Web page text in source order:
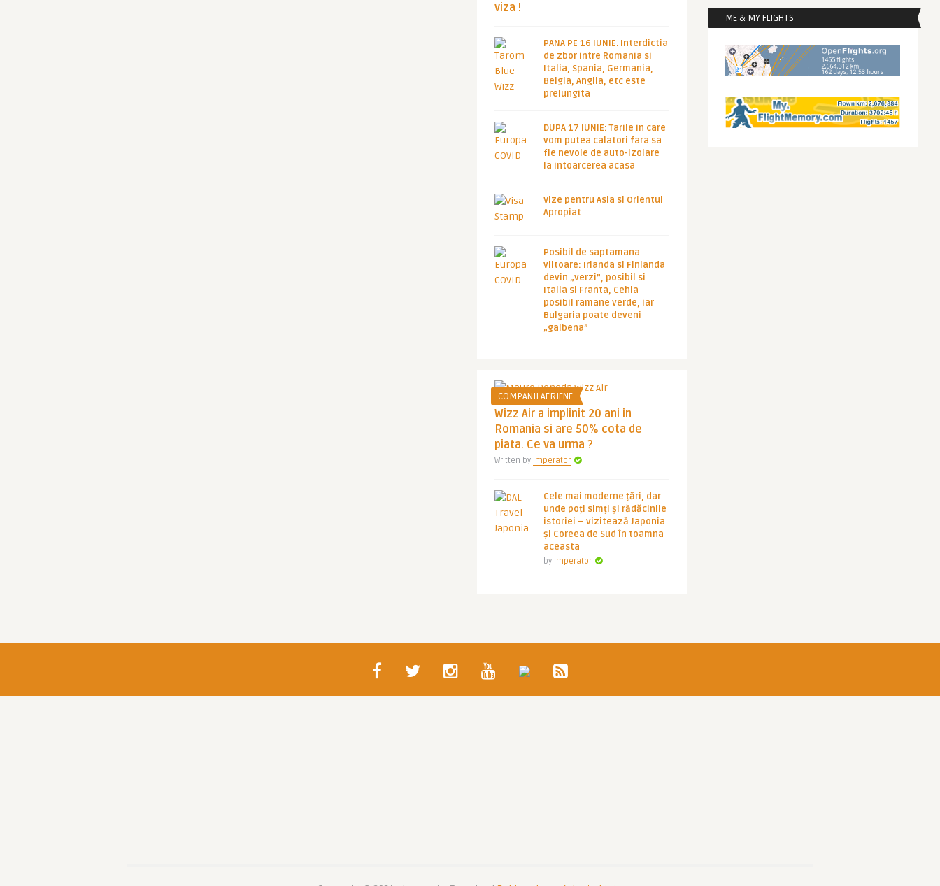
viza !
PANA PE 16 IUNIE. Interdictia
de zbor intre Romania si
Italia, Spania, Germania,
Belgia, Anglia, etc este
prelungita
DUPA 17 IUNIE: Tarile in care
vom putea calatori fara sa
fie nevoie de auto-izolare
la intoarcerea acasa
Vize pentru Asia si Orientul
Apropiat
Posibil de saptamana
viitoare: Irlanda si Finlanda
devin „verzi”, posibil si
Italia si Franta, Cehia
posibil ramane verde, iar
Bulgaria poate deveni
„galbena”
COMPANII AERIENE
Wizz Air a implinit 20 ani in
Romania si are 50% cota de
piata. Ce va urma ?
Written by Imperator
Cele mai moderne țări, dar
unde poți simți și rădăcinile
istoriei – vizitează Japonia
și Coreea de Sud în toamna
aceasta
by Imperator
ME & MY FLIGHTS